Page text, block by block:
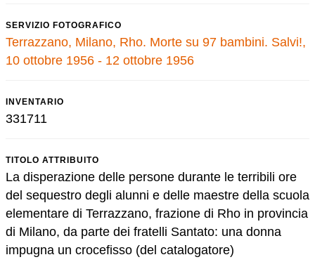
SERVIZIO FOTOGRAFICO
Terrazzano, Milano, Rho. Morte su 97 bambini. Salvi!,
10 ottobre 1956 - 12 ottobre 1956
INVENTARIO
331711
TITOLO ATTRIBUITO
La disperazione delle persone durante le terribili ore
del sequestro degli alunni e delle maestre della scuola
elementare di Terrazzano, frazione di Rho in provincia
di Milano, da parte dei fratelli Santato: una donna
impugna un crocefisso (del catalogatore)